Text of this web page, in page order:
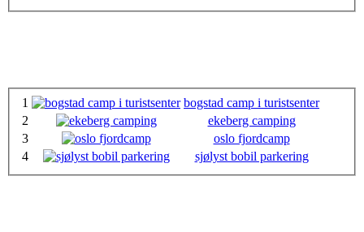
1
bogstad camp i turistsenter
2
ekeberg camping
3
oslo fjordcamp
4
sjølyst bobil parkering